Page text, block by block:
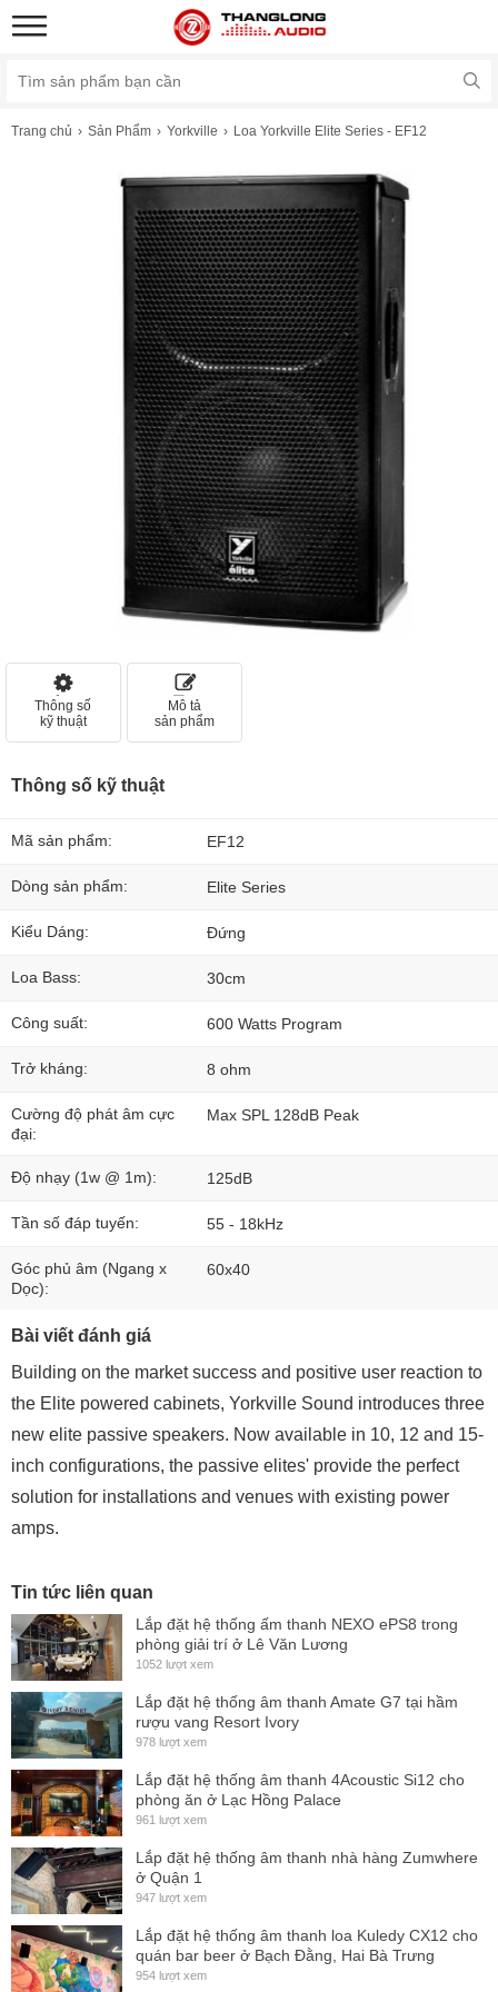
Trang chủ Sản Phẩm Yorkville Loa Yorkville Elite Series - EF12
Thông số
kỹ thuật
Mô tả
sản phẩm
Thông số kỹ thuật
Mã sản phẩm: EF12
Dòng sản phẩm: Elite Series
Kiểu Dáng: Đứng
Loa Bass: 30cm
Công suất: 600 Watts Program
Trở kháng: 8 ohm
Cường độ phát âm cực
đại:
Max SPL 128dB Peak
Độ nhạy (1w @ 1m): 125dB
Tần số đáp tuyến: 55 - 18kHz
Góc phủ âm (Ngang x
Dọc):
60x40
Bài viết đánh giá
Building on the market success and positive user reaction to
the Elite powered cabinets, Yorkville Sound introduces three
new elite passive speakers. Now available in 10, 12 and 15-
inch configurations, the passive elites' provide the perfect
solution for installations and venues with existing power
amps.
Tin tức liên quan
Lắp đặt hệ thống ấm thanh NEXO ePS8 trong
phòng giải trí ở Lê Văn Lương
1052 lượt xem
Lắp đặt hệ thống âm thanh Amate G7 tại hầm
rượu vang Resort Ivory
978 lượt xem
Lắp đặt hệ thống âm thanh 4Acoustic Si12 cho
phòng ăn ở Lạc Hồng Palace
961 lượt xem
Lắp đặt hệ thống âm thanh nhà hàng Zumwhere
ở Quận 1
947 lượt xem
Lắp đặt hệ thống âm thanh loa Kuledy CX12 cho
quán bar beer ở Bạch Đằng, Hai Bà Trưng
954 lượt xem